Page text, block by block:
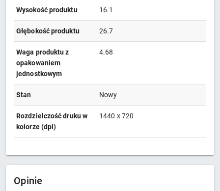
Wysokość produktu 16.1
Głębokość produktu 26.7
Waga produktu z
opakowaniem
jednostkowym
4.68
Stan Nowy
Rozdzielczość druku w
kolorze (dpi)
1440 x 720
Opinie